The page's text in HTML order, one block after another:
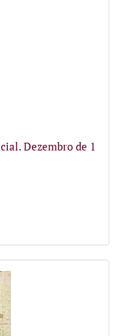
Dezembro de 1